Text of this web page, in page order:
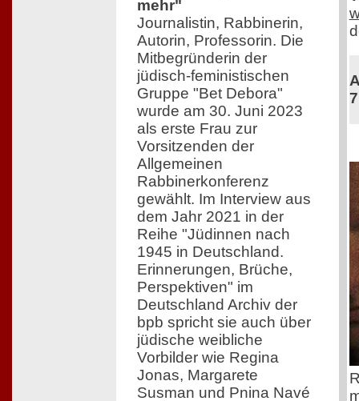
mehr"
Journalistin, Rabbinerin,
Autorin, Professorin. Die
Mitbegründerin der
jüdisch-feministischen
Gruppe "Bet Debora"
wurde am 30. Juni 2023
als erste Frau zur
Vorsitzenden der
Allgemeinen
Rabbinerkonferenz
gewählt. Im Interview aus
dem Jahr 2021 in der
Reihe "Jüdinnen nach
1945 in Deutschland.
Erinnerungen, Brüche,
Perspektiven" im
Deutschland Archiv der
bpb spricht sie auch über
jüdische weibliche
Vorbilder wie Regina
Jonas, Margarete
Susman und Pnina Navé